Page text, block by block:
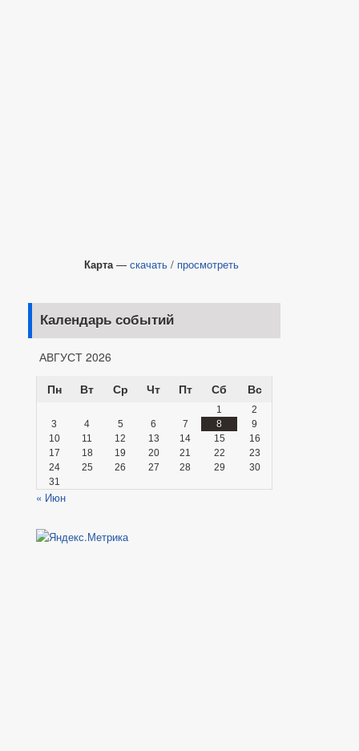
Карта — скачать / просмотреть
Календарь событий
АВГУСТ 2026
Пн
Вт Ср Чт Пт Сб Вс
1
2
3
4 5 6 7 8
9
10
11 12 13 14 15
16
17
18 19 20 21 22
23
24
25 26 27 28 29
30
31
« Июн